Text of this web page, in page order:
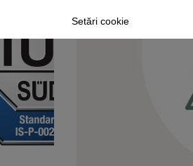
Setări cookie